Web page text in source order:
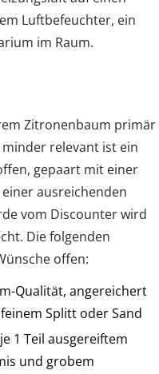
Luftbefeuchter, ein
im Raum.
Zitronenbaum primär
relevant ist ein
gepaart mit einer
ausreichenden
vom Discounter wird
Die folgenden
offen:
Qualität, angereichert
Splitt oder Sand
1 Teil ausgereiftem
und grobem